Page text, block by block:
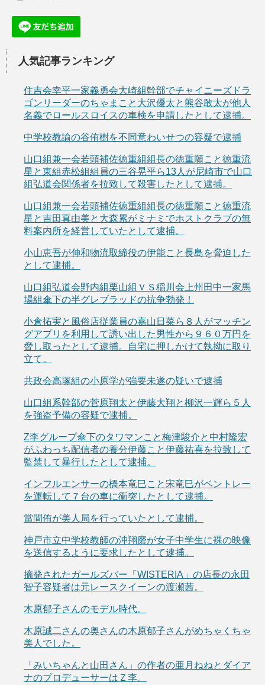
人気記事ランキング
住吉会幸平一家義勇会大崎組幹部でチャイニーズドラ
ゴンリーダーのちゃまこと大沢優太と熊谷敢太が他人
名義でロールスロイスの車検を申請したとして逮捕。
中学校教諭の谷侑樹を不同意わいせつの容疑で逮捕
山口組兼一会若頭補佐徳重組組長の徳重願こと徳重流
星と東組赤松組組員の三谷晃平ら13人が尼崎市で山口
組弘道会関係者を拉致して殺害したとして逮捕。
山口組兼一会若頭補佐徳重組組長の徳重願こと徳重流
星と吉田真由美と大森累がミナミでホストクラブの無
料案内所を経営していたとして逮捕。
小山恵吾が伸和物流取締役の伊能こと長島を脅迫した
として逮捕。
山口組弘道会野内組栗山組ＶＳ稲川会上州田中一家馬
場組傘下の半グレブラッドの抗争勃発！
小倉拓実と風俗店従業員の嘉山日菜ら８人がマッチン
グアプリを利用して誘い出した男性から９６０万円を
脅し取ったとして逮捕。自宅に押しかけて執拗に取り
立て。
共政会高塚組の小原学が強要未遂の疑いで逮捕
山口組系幹部の菅原翔太と伊藤大翔と柳沢一輝ら５人
を強盗予備の容疑で逮捕。
Z李グループ傘下のタワマンこと梅津駿介と中村隆宏
がふわっち配信者の養分伊藤こと伊藤祐喜を拉致して
監禁して暴行したとして逮捕。
インフルエンサーの橋本竜巳こと宋竜巳がベントレー
を運転して７台の車に衝突したとして逮捕。
當間侑が美人局を行っていたとして逮捕。
神戸市立中学校教師の沖翔磨が女子中学生に裸の映像
を送信するように要求したとして逮捕。
摘発されたガールズバー「WISTERIA」の店長の永田
智子容疑者は元レースクイーンの渡瀬茜。
木原郁子さんのモデル時代。
木原誠二さんの奥さんの木原郁子さんがめちゃくちゃ
美人でした。
「みいちゃんと山田さん」の作者の亜月ねねとダイア
ナのプロデューサーはＺ李。